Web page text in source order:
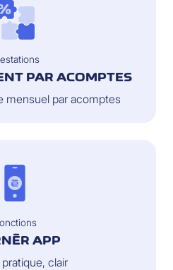
PAR ACOMPTES
mensuel par acomptes
APP
pratique, clair